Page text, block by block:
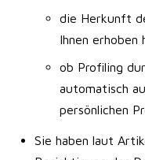
die Herkunft
Ihnen erhoben
ob Profiling
automatisch
persönlichen
Sie haben laut